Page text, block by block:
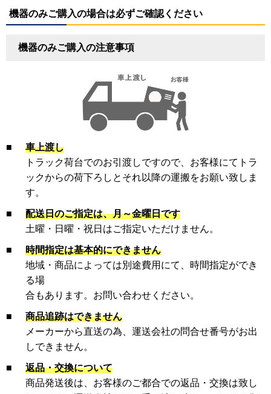
機器のみご購入の場合は必ずご確認ください
機器のみご購入の注意事項
■
車上渡し
トラック荷台でのお引渡しですので、お客様にてトラ
ックからの荷下ろしとそれ以降の運搬をお願い致しま
す。
■
配送日のご指定は、月～金曜日です
土曜・日曜・祝日はご指定いただけません。
■
時間指定は基本的にできません
地域・商品によっては別途費用にて、時間指定ができ
る場
合もあります。お問い合わせください。
■
商品追跡はできません
メーカーから直送の為、運送会社の問合せ番号がお出
しできません。
■
返品・交換について
商品発送後は、お客様のご都合での返品・交換は致し